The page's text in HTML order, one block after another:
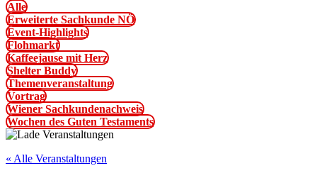
Alle
Erweiterte Sachkunde NÖ
Event-Highlights
Flohmarkt
Kaffeejause mit Herz
Shelter Buddy
Themenveranstaltung
Vortrag
Wiener Sachkundenachweis
Wochen des Guten Testaments
« Alle Veranstaltungen